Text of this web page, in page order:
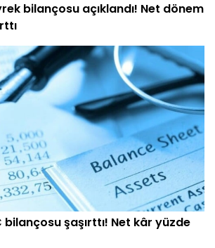
bilançosu açıklandı! Net dönem
bilançosu şaşırttı! Net kâr yüzde